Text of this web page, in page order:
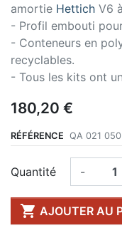
amortie Hettich V6
- Profil embouti
- Conteneurs en
recyclables.
- Tous les kits ont
180,20 €
RÉFÉRENCE QA 021
Quantité -
 AJOUTER AU